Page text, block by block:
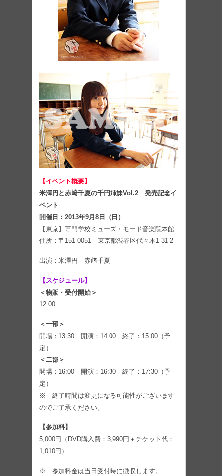
【イベント概要】
米澤円と赤﨑千夏の千円姉妹Vol.2 発売記念イ
ベント
開催日：2013年9月8日（日）
【東京】専門学校ミューズ・モード音楽院本館
住所：〒151-0051 東京都渋谷区代々木1-31-2
出演：米澤円 赤﨑千夏
【スケジュール】
＜物販・受付開始＞
12:00
＜一部＞
開場：13:30 開演：14:00 終了：15:00（予
定）
＜二部＞
開場：16:00 開演：16:30 終了：17:30（予
定）
※ 終了時間は変更になる可能性がございます
のでご了承ください。
【参加料】
5,000円（DVD購入費：3,990円＋チケット代：
1,010円）
※ 参加料金は当日受付時に徴収します。